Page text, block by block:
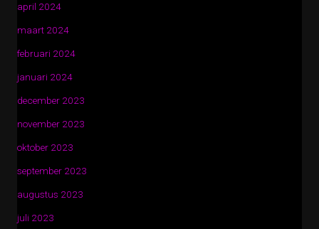
april 2024
maart 2024
februari 2024
januari 2024
december 2023
november 2023
oktober 2023
september 2023
augustus 2023
juli 2023